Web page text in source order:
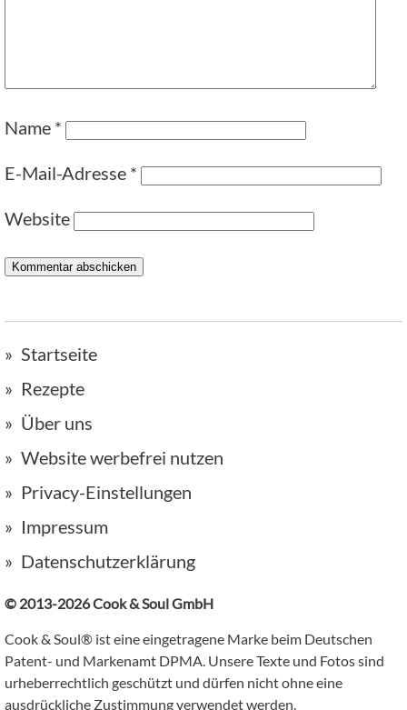
Name *
E-Mail-Adresse *
Website
Startseite
Rezepte
Über uns
Website werbefrei nutzen
Privacy-Einstellungen
Impressum
Datenschutzerklärung
© 2013-2026 Cook & Soul GmbH
Cook & Soul® ist eine eingetragene Marke beim Deutschen
Patent- und Markenamt DPMA. Unsere Texte und Fotos sind
urheberrechtlich geschützt und dürfen nicht ohne eine
ausdrückliche Zustimmung verwendet werden.